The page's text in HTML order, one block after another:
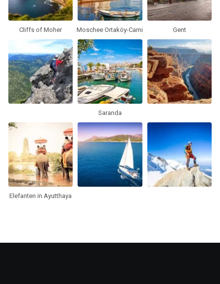
Cliffs of Moher Moschee Ortaköy-Cami Gent
Saranda
Elefanten in Ayutthaya